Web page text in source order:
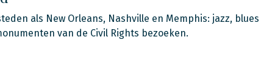
als New Orleans, Nashville en Memphis: jazz,
van de Civil Rights bezoeken.